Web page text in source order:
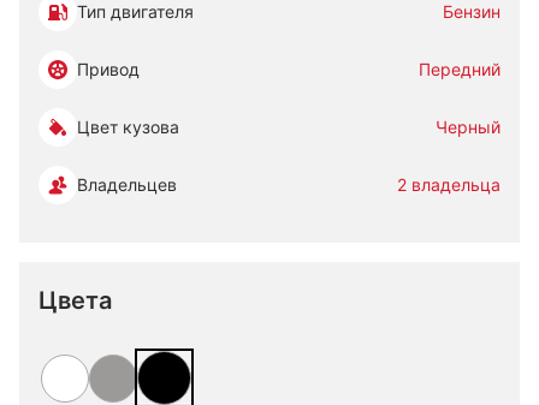
Тип двигателя Бензин
Привод Передний
Цвет кузова Черный
Владельцев 2 владельца
Цвета